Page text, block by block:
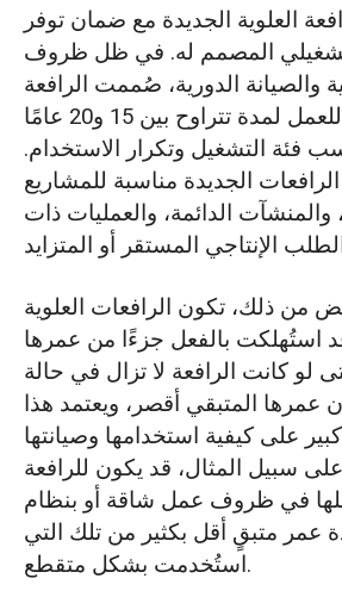
العلوية الجديدة مع ضمان توفر
المصمم له. في ظل ظروف
والصيانة الدورية، صُممت الرافعة
العلوية النموذجية للعمل لمدة تتراوح بين 15 و20 عامًا
فئة التشغيل وتكرار الاستخدام.
الجديدة مناسبة للمشاريع
والمنشآت الدائمة، والعمليات ذات
من ذلك، تكون الرافعات العلوية
استُهلكت بالفعل جزءًا من عمرها
لو كانت الرافعة لا تزال في حالة
عمرها المتبقي أقصر، ويعتمد هذا
على كيفية استخدامها وصيانتها
سبيل المثال، قد يكون للرافعة
في ظروف عمل شاقة أو بنظام
عمر متبقٍ أقل بكثير من تلك التي
استُخدمت بشكل متقطع.